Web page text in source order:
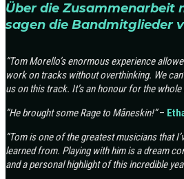
Über die Zusammenarbeit
sagen die Bandmitglieder
“Tom Morello’s enormous experience
work on tracks without overthinking. We
us on this track. It’s an honour for the whole
”He brought some Rage to Måneskin!”–
“Tom is one of the greatest musicians that
learned from. Playing with him is a dream
and a personal highlight of this incredible